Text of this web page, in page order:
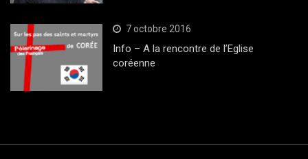
7 octobre 2016
Info – A la rencontre de l’Eglise
coréenne